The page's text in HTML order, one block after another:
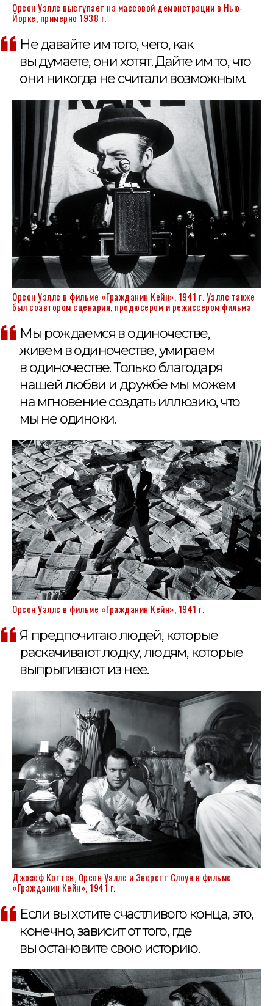
Орсон Уэллс выступает на массовой демонстрации в Нью-
Йорке, примерно 1938 г.
Не давайте им того, чего, как
вы думаете, они хотят. Дайте им то, что
они никогда не считали возможным.
Орсон Уэллс в фильме «Гражданин Кейн», 1941 г. Уэллс также
был соавтором сценария, продюсером и режиссером фильма
Мы рождаемся в одиночестве,
живем в одиночестве, умираем
в одиночестве. Только благодаря
нашей любви и дружбе мы можем
на мгновение создать иллюзию, что
мы не одиноки.
Орсон Уэллс в фильме «Гражданин Кейн», 1941 г.
Я предпочитаю людей, которые
раскачивают лодку, людям, которые
выпрыгивают из нее.
Джозеф Коттен, Орсон Уэллс и Эверетт Слоун в фильме
«Гражданин Кейн», 1941 г.
Если вы хотите счастливого конца, это,
конечно, зависит от того, где
вы остановите свою историю.